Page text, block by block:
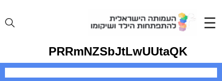
content
PRRmNZSbJtLwUUtaQK